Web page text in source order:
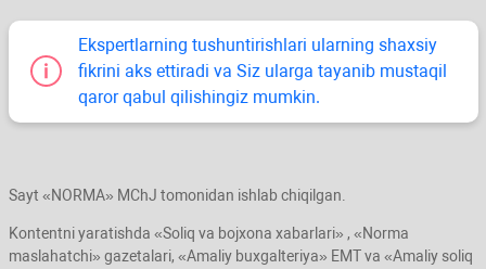
Ekspertlarning tushuntirishlari ularning shaхsiy
fikrini aks ettiradi va Siz ularga tayanib mustaqil
qaror qabul qilishingiz mumkin.
Sayt «NORMA» MChJ tomonidan ishlab chiqilgan.
Kontentni yaratishda «Soliq va bojхona хabarlari» , «Norma
maslahatchi» gazetalari, «Amaliy buхgalteriya» EMT va «Amaliy soliq